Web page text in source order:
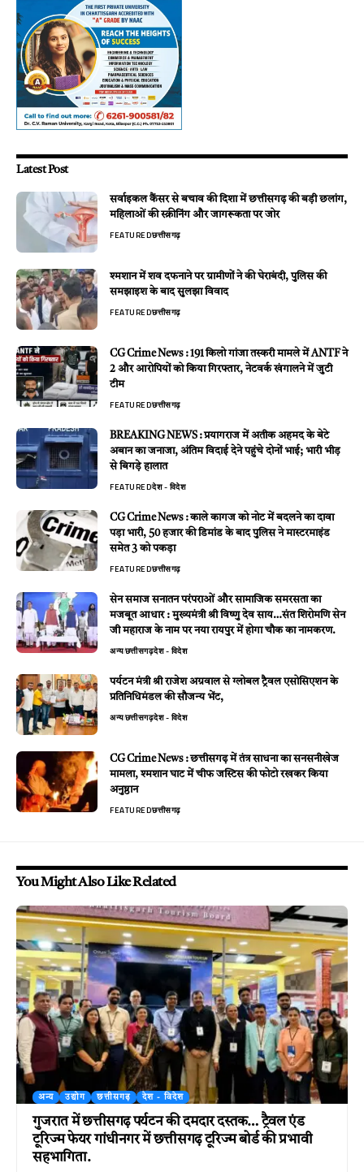
Latest Post
सर्वाइकल कैंसर से बचाव की दिशा में छत्तीसगढ़ की बड़ी छलांग,
महिलाओं की स्क्रीनिंग और जागरूकता पर जोर
FEATUREDछत्तीसगढ़
श्मशान में शव दफनाने पर ग्रामीणों ने की घेराबंदी, पुलिस की
समझाइश के बाद सुलझा विवाद
FEATUREDछत्तीसगढ़
CG Crime News : 191 किलो गांजा तस्करी मामले में ANTF ने
2 और आरोपियों को किया गिरफ्तार, नेटवर्क खंगालने में जुटी
टीम
FEATUREDछत्तीसगढ़
BREAKING NEWS : प्रयागराज में अतीक अहमद के बेटे
अबान का जनाजा, अंतिम विदाई देने पहुंचे दोनों भाई; भारी भीड़
से बिगड़े हालात
FEATUREDदेश - विदेश
CG Crime News : काले कागज को नोट में बदलने का दावा
पड़ा भारी, 50 हजार की डिमांड के बाद पुलिस ने मास्टरमाइंड
समेत 3 को पकड़ा
FEATUREDछत्तीसगढ़
सेन समाज सनातन परंपराओं और सामाजिक समरसता का
मजबूत आधार : मुख्यमंत्री श्री विष्णु देव साय…संत शिरोमणि सेन
जी महाराज के नाम पर नया रायपुर में होगा चौक का नामकरण.
अन्यछत्तीसगढ़देश - विदेश
पर्यटन मंत्री श्री राजेश अग्रवाल से ग्लोबल ट्रैवल एसोसिएशन के
प्रतिनिधिमंडल की सौजन्य भेंट,
अन्यछत्तीसगढ़देश - विदेश
CG Crime News : छत्तीसगढ़ में तंत्र साधना का सनसनीखेज
मामला, श्मशान घाट में चीफ जस्टिस की फोटो रखकर किया
अनुष्ठान
FEATUREDछत्तीसगढ़
You Might Also Like Related
अन्य उद्योग छत्तीसगढ़ देश - विदेश
गुजरात में छत्तीसगढ़ पर्यटन की दमदार दस्तक… ट्रैवल एंड
टूरिज्म फेयर गांधीनगर में छत्तीसगढ़ टूरिज्म बोर्ड की प्रभावी
सहभागिता.